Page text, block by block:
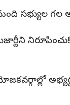
మంది సభ్యుల